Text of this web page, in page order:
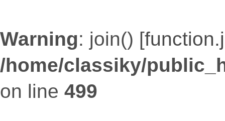
Warning: join() [
/home/classiky/
on line 499